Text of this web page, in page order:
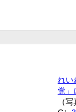
れい
党」
（